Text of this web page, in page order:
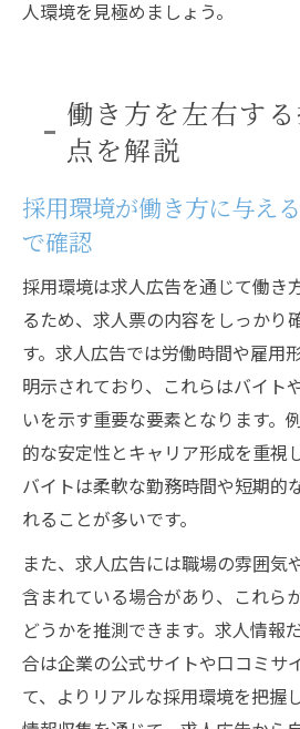
人環境を見極めましょう。
働き方を左右す
点を解説
採用環境が働き方に与え
で確認
採用環境は求人広告を通じて働き
るため、求人票の内容をしっかり
す。求人広告では労働時間や雇用
明示されており、これらはバイト
いを示す重要な要素となります。
的な安定性とキャリア形成を重視
バイトは柔軟な勤務時間や短期的
れることが多いです。
また、求人広告には職場の雰囲気
含まれている場合があり、これら
どうかを推測できます。求人情報
合は企業の公式サイトや口コミサ
て、よりリアルな採用環境を把握